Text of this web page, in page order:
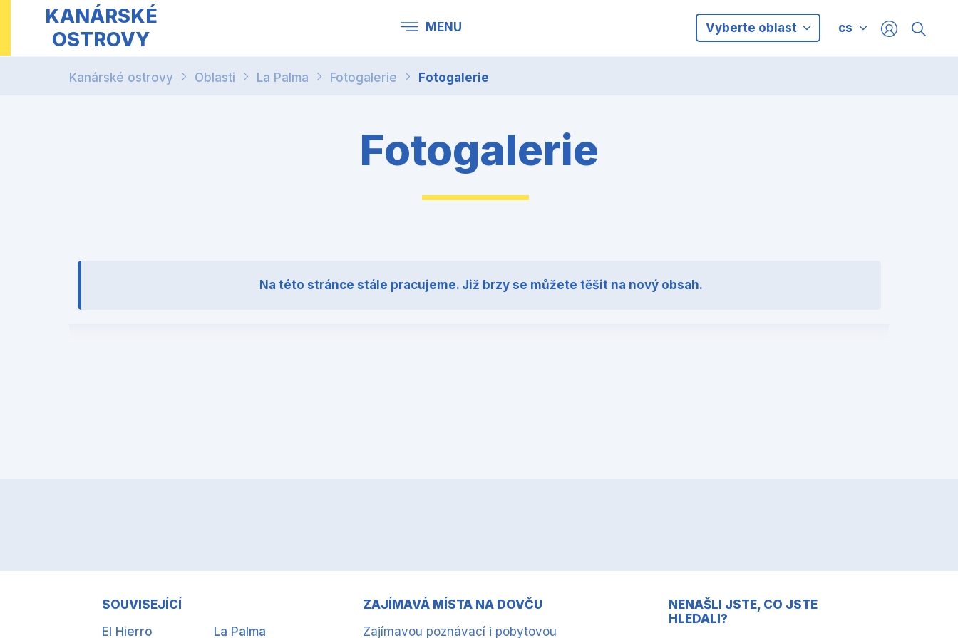
KANÁRSKÉ
OSTROVY
MENU Vyberte oblast cs
Kanárské ostrovy Oblasti La Palma Fotogalerie Fotogalerie
Fotogalerie
Na této stránce stále pracujeme. Již brzy se můžete těšit na nový obsah.
SOUVISEJÍCÍ
El Hierro
La Palma
ZAJÍMAVÁ MÍSTA NA DOVČU
Zajímavou poznávací i pobytovou
NENAŠLI JSTE, CO JSTE
HLEDALI?